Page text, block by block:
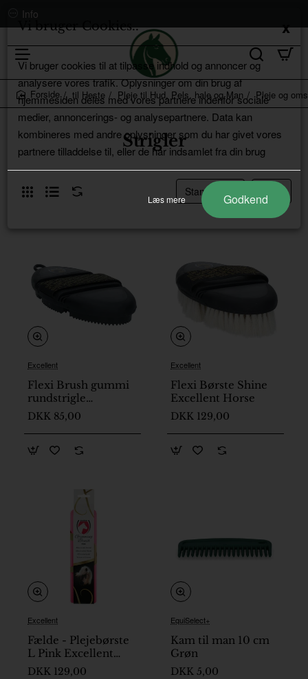
Info
Strigler
home
til Heste Pleje til Hud, Pels, hale og Man Pleje og
Excellent
Flexi Brush gummi
rundstrigle
Excellent Horse
DKK 85,00
Excellent
Flexi Børste Shine
Excellent Horse
DKK 129,00
På lager
Excellent
Fælde - Plejebørste
L Pink Excellent
Horse
DKK 129,00
EquiSelect+
Kam til man 10 cm
Grøn
DKK 5,00
Vi bruger Cookies..
Vi bruger cookies til at tilpasse indhold og annoncer og
analysere vores trafik. Oplysninger om din brug af
hjemmesiden deles med vores partnere indenfor sociale
medier, annoncerings- og analysepartnere. Data kan
kombineres med andre oplysninger som du har givet vores
partnere tilladdelse til, eller de har indsamlet fra din brug
Læs mere Godkend